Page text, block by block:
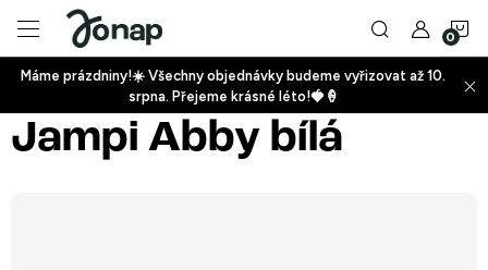
obsah
+
Máme prázdniny!☀️ Všechny objednávky budeme vyřizovat až 10.
srpna. Přejeme krásné léto!🍓🍦
Jampi Abby bílá